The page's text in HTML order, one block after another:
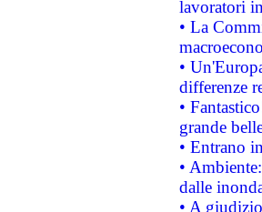
lavoratori
• La
•
differenze
•
grande
• Entrano
•
dalle
• A